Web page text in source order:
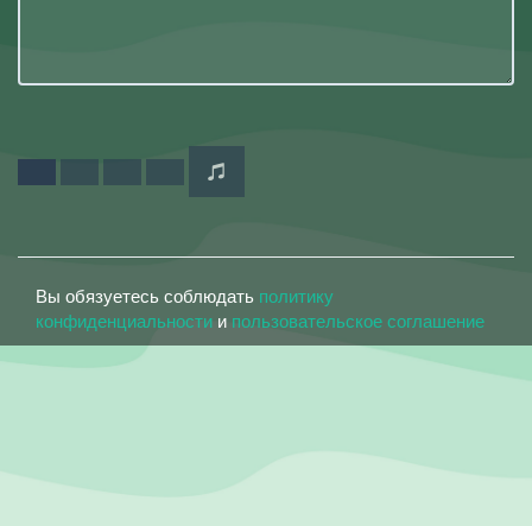
Вы обязуетесь соблюдать политику
конфиденциальности и пользовательское соглашение